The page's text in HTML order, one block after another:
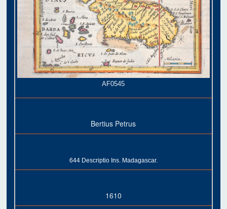
AF0545
Bertius Petrus
644 Descriptio Ins. Madagascar.
1610